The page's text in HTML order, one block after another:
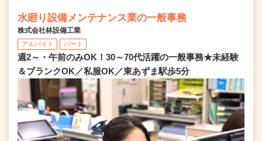
水廻り設備メンテナンス業の一般事務
株式会社林設備工業
アルバイト パート
週2～・午前のみOK！30～70代活躍の一般事務★未経験
＆ブランクOK／私服OK／東あずま駅歩5分